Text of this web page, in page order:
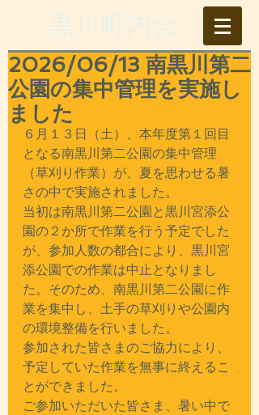
2026/06/13 南黒川第二
公園の集中管理を実施し
ました
６月１３日（土）、本年度第１回目
となる南黒川第二公園の集中管理
（草刈り作業）が、夏を思わせる暑
さの中で実施されました。
当初は南黒川第二公園と黒川宮添公
園の２か所で作業を行う予定でした
が、参加人数の都合により、黒川宮
添公園での作業は中止となりまし
た。そのため、南黒川第二公園に作
業を集中し、土手の草刈りや公園内
の環境整備を行いました。
参加された皆さまのご協力により、
予定していた作業を無事に終えるこ
とができました。
ご参加いただいた皆さま、暑い中で